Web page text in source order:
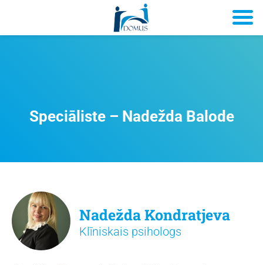
Speciāliste – Nadežda Balode
Nadežda Kondratjeva
Klīniskais psihologs